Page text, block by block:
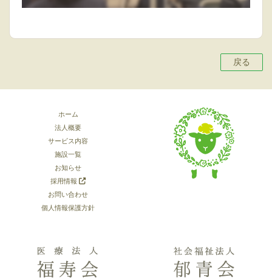
戻る
ホーム
法人概要
サービス内容
施設一覧
お知らせ
採用情報
お問い合わせ
個人情報保護方針